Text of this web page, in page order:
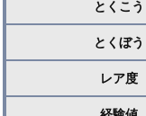
とくこう
とくぼう
レア度